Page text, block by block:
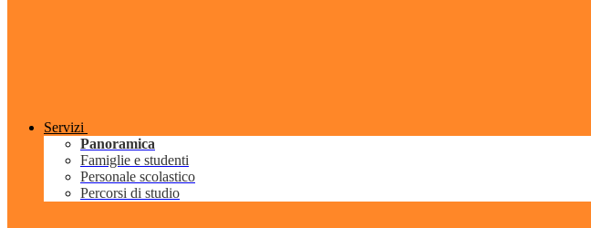
Servizi
Panoramica
Famiglie e studenti
Personale scolastico
Percorsi di studio